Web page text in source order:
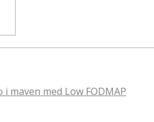
maven med Low FODMAP